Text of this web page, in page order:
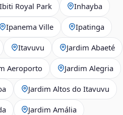
Ibiti Royal Park Inhayba
Ipanema Ville Ipatinga
Itavuvu Jardim Abaeté
Aeroporto Jardim Alegria
Jardim Altos do Itavuvu
Jardim Amália